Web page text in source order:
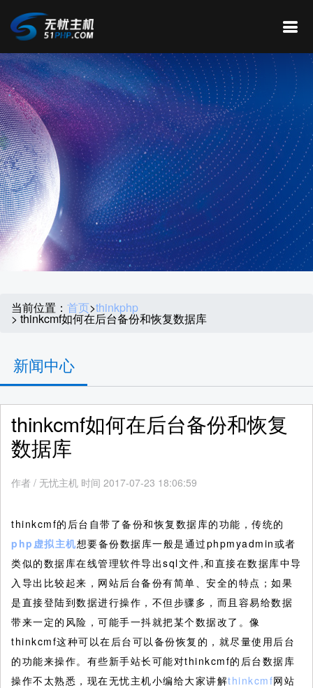
当前位置： 首页>thinkphp
> thinkcmf如何在后台备份和恢复数据库
新闻中心
thinkcmf如何在后台备份和恢复
数据库
作者 / 无忧主机 时间 2017-07-23 18:06:59
thinkcmf的后台自带了备份和恢复数据库的功能，传统的
php虚拟主机想要备份数据库一般是通过phpmyadmin或者
类似的数据库在线管理软件导出sql文件,和直接在数据库中导
入导出比较起来，网站后台备份有简单、安全的特点；如果
是直接登陆到数据进行操作，不但步骤多，而且容易给数据
带来一定的风险，可能手一抖就把某个数据改了。像
thinkcmf这种可以在后台可以备份恢复的，就尽量使用后台
的功能来操作。有些新手站长可能对thinkcmf的后台数据库
操作不太熟悉，现在无忧主机小编给大家讲解thinkcmf网站